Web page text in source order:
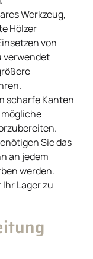
Werkzeug,
Hölzer
von
verwendet
scharfe Kanten
Sie das
an jedem
werden.
Lager zu